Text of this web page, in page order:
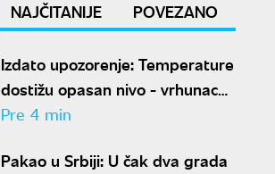
NAJČITANIJE POVEZANO
Izdato upozorenje: Temperature
dostižu opasan nivo - vrhunac
toplotnog talasa u Srbiji
Pre 4 min
Pakao u Srbiji: U čak dva grada